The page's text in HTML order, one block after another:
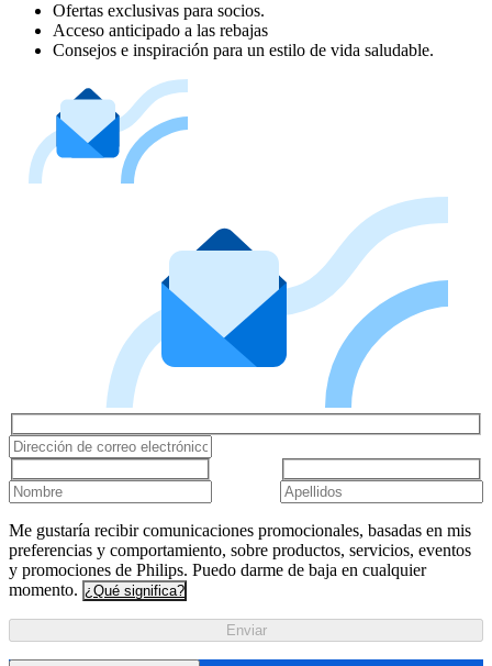
Ofertas exclusivas para socios.
Acceso anticipado a las rebajas
Consejos e inspiración para un estilo de vida saludable.
Me gustaría recibir comunicaciones promocionales, basadas en mis
preferencias y comportamiento, sobre productos, servicios, eventos
y promociones de Philips. Puedo darme de baja en cualquier
momento. ¿Qué significa?
Enviar